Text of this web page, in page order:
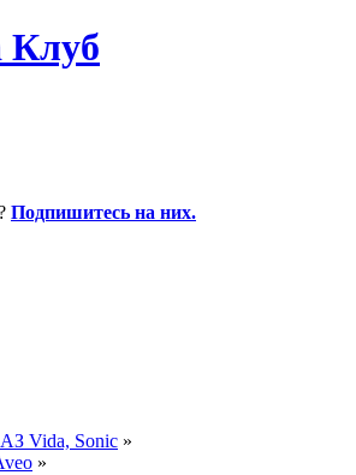
Клуб
Подпишитесь на них.
Vida, Sonic »
»